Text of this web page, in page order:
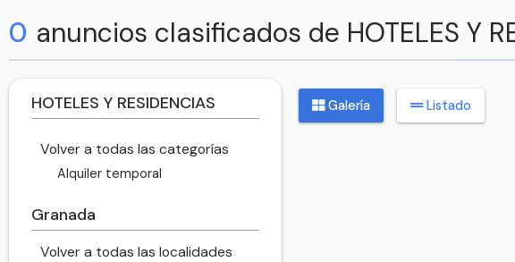
0 anuncios clasificados de HOTELES Y
HOTELES Y RESIDENCIAS
Volver a todas las categorías
Alquiler temporal
Granada
Volver a todas las localidades
Galería Listado